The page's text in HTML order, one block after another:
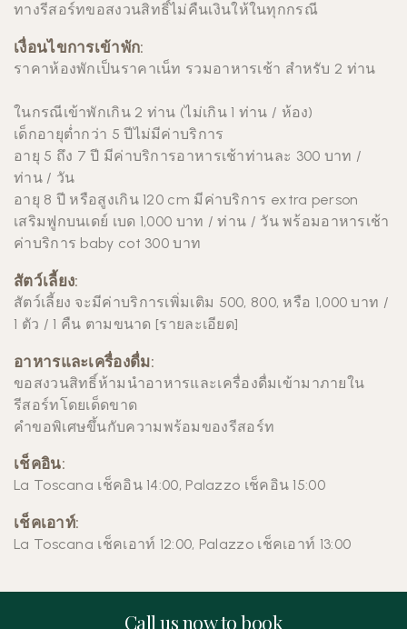
ทางรีสอร์ทขอสงวนสิทธิ์ไม่คืนเงินให้ในทุกกรณี
เงื่อนไขการเข้าพัก:
ราคาห้องพักเป็นราคาเน็ท รวมอาหารเช้า สำหรับ 2 ท่าน
ในกรณีเข้าพักเกิน 2 ท่าน (ไม่เกิน 1 ท่าน / ห้อง)
เด็กอายุตํ่ากว่า 5 ปีไม่มีค่าบริการ
อายุ 5 ถึง 7 ปี มีค่าบริการอาหารเช้าท่านละ 300 บาท /
ท่าน / วัน
อายุ 8 ปี หรือสูงเกิน 120 cm มีค่าบริการ extra person
เสริมฟูกบนเดย์ เบด 1,000 บาท / ท่าน / วัน พร้อมอาหารเช้า
ค่าบริการ baby cot 300 บาท
สัตว์เลี้ยง:
สัตว์เลี้ยง จะมีค่าบริการเพิ่มเติม 500, 800, หรือ 1,000 บาท /
1 ตัว / 1 คืน ตามขนาด [รายละเอียด]
อาหารและเครื่องดื่ม:
ขอสงวนสิทธิ์ห้ามนำอาหารและเครื่องดื่มเข้ามาภายใน
รีสอร์ทโดยเด็ดขาด
คำขอพิเศษขึ้นกับความพร้อมของรีสอร์ท
เช็คอิน:
La Toscana เช็คอิน 14:00, Palazzo เช็คอิน 15:00
เช็คเอาท์:
La Toscana เช็คเอาท์ 12:00, Palazzo เช็คเอาท์ 13:00
Call us now to book